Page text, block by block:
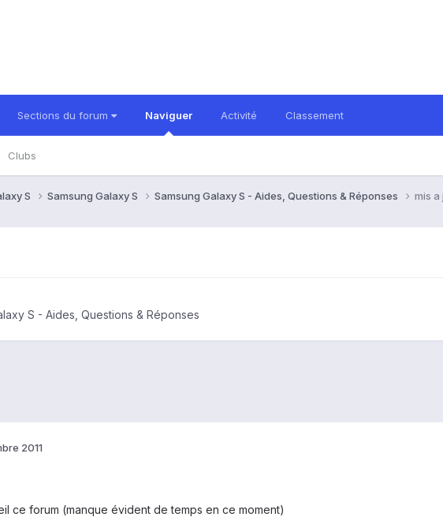
Sections du forum Naviguer
Clubs
Activité Classement
S Samsung Galaxy S Samsung Galaxy S - Aides, Questions & Réponses mis a
S - Aides, Questions & Réponses
2011
ce forum (manque évident de temps en ce moment)